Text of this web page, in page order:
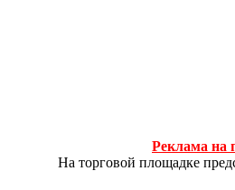
Реклама на
На торговой площадке